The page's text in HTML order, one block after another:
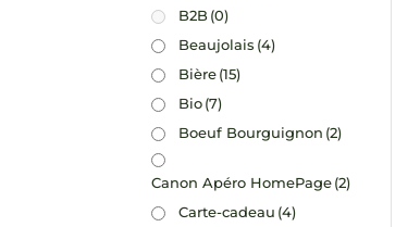
B2B(0)
Beaujolais (4)
Bière(15)
Bio(7)
Boeuf Bourguignon (2)
Canon Apéro HomePage(2)
Carte-cadeau (4)